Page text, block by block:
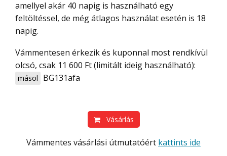
amellyel akár 40 napig is használható egy
feltöltéssel, de még átlagos használat esetén is 18
napig.
Vámmentesen érkezik és kuponnal most rendkívül
olcsó, csak 11 600 Ft (limitált ideig használható):
másol BG131afa
Vásárlás
Vámmentes vásárlási útmutatóért kattints ide